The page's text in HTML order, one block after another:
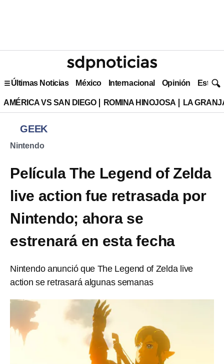
Últimas Noticias México Internacional Opinión Estilo
AMÉRICA VS SAN DIEGO ROMINA HINOJOSA LA
GEEK
Nintendo
Película The Legend of Zelda
live action fue retrasada por
Nintendo; ahora se
estrenará en esta fecha
Nintendo anunció que The Legend of Zelda live
action se retrasará algunas semanas